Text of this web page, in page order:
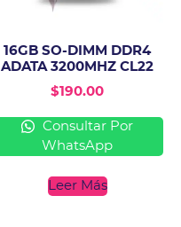
16GB SO-DIMM DDR4
ADATA 3200MHZ CL22
$190.00
Consultar Por
WhatsApp
Leer Más